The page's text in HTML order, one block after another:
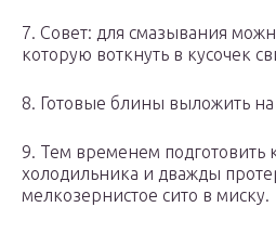
7. Совет: для смазывания
которую воткнуть в кусочек
8. Готовые блины выложить
9. Тем временем подготовить
холодильника и дважды
мелкозернистое сито в миску.